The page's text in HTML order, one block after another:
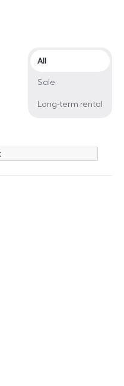
Offer type
All
Sale
Long-term rental